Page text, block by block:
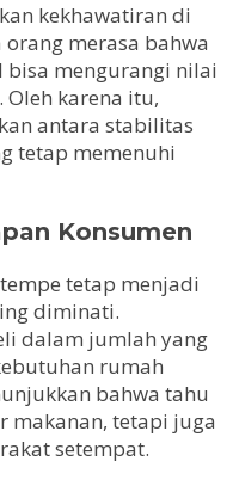
kekhawatiran di
merasa bahwa
bisa mengurangi nilai
karena itu,
antara stabilitas
tetap memenuhi
Konsumen
tetap menjadi
diminati.
dalam jumlah yang
rumah
bahwa tahu
makanan, tetapi juga
setempat.